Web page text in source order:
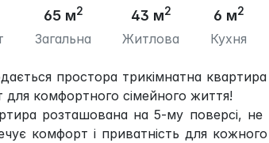
65 м2
Загальна
43 м2
Житлова
6 м2
Кухня
простора трикімнатна
для комфортного сімейного життя!
розташована на 5-му поверсі, не
комфорт і приватність для